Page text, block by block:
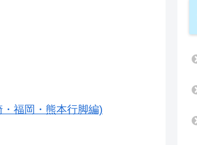
福岡・熊本行脚編)